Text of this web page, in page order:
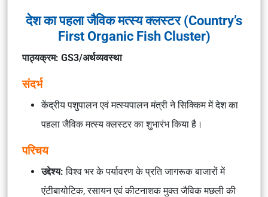
देश का पहला जैविक मत्स्य क्लस्टर (Country’s
First Organic Fish Cluster)
पाठ्यक्रम: GS3/अर्थव्यवस्था
संदर्भ
केंद्रीय पशुपालन एवं मत्स्यपालन मंत्री ने सिक्किम में देश का
पहला जैविक मत्स्य क्लस्टर का शुभारंभ किया है।
परिचय
उद्देश्य:विश्व भर के पर्यावरण के प्रति जागरूक बाजारों में
एंटीबायोटिक, रसायन एवं कीटनाशक मुक्त जैविक मछली की